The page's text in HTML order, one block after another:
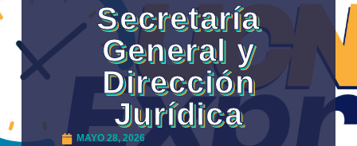
Secretaría
General y
Dirección
Jurídica
MAYO 28, 2026